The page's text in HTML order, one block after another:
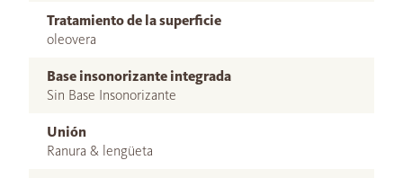
Tratamiento de la superficie
oleovera
Base insonorizante integrada
Sin Base Insonorizante
Unión
Ranura & lengüeta